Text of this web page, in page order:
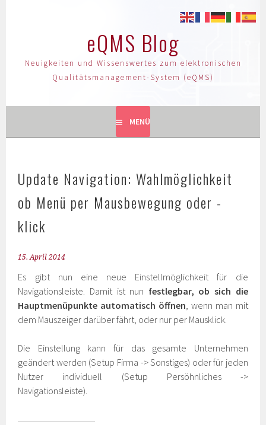
eQMS Blog
Neuigkeiten und Wissenswertes zum elektronischen
Qualitätsmanagement-System (eQMS)
MENÜ
Update Navigation: Wahlmöglichkeit
ob Menü per Mausbewegung oder -
klick
15. April 2014
Es gibt nun eine neue Einstellmöglichkeit für die
Navigationsleiste. Damit ist nun festlegbar, ob sich die
Hauptmenüpunkte automatisch öffnen, wenn man mit
dem Mauszeiger darüber fährt, oder nur per Mausklick.
Die Einstellung kann für das gesamte Unternehmen
geändert werden (Setup Firma -> Sonstiges) oder für jeden
Nutzer individuell (Setup Persöhnliches ->
Navigationsleiste).